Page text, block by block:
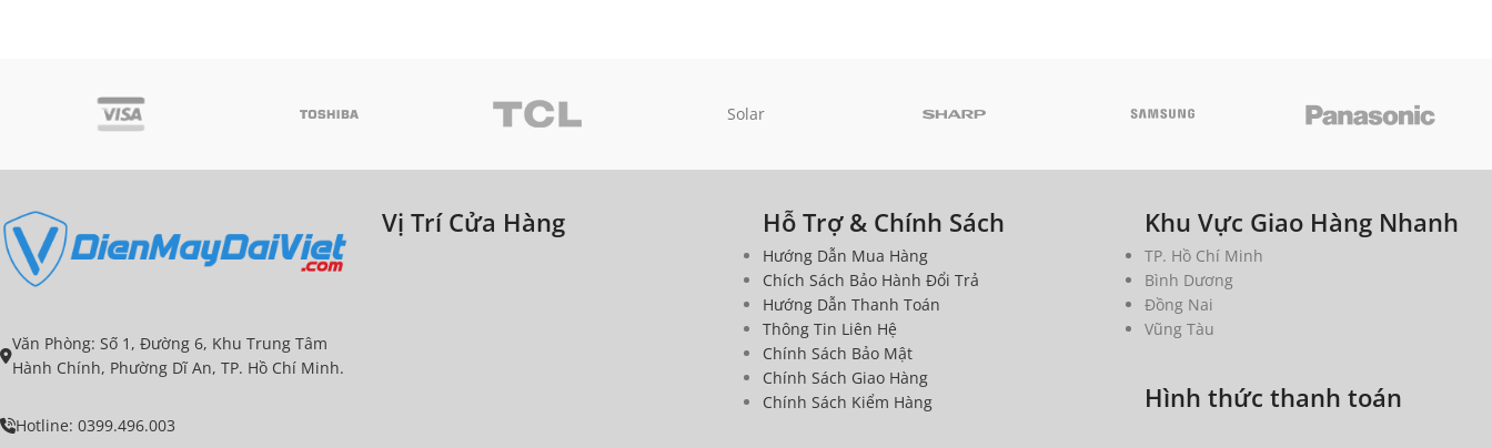
Solar
Văn Phòng: Số 1, Đường 6, Khu Trung Tâm
Hành Chính, Phường Dĩ An, TP. Hồ Chí Minh.
Hotline: 0399.496.003
Vị Trí Cửa Hàng Hỗ Trợ & Chính Sách
Hướng Dẫn Mua Hàng
Chích Sách Bảo Hành Đổi Trả
Hướng Dẫn Thanh Toán
Thông Tin Liên Hệ
Chính Sách Bảo Mật
Chính Sách Giao Hàng
Chính Sách Kiểm Hàng
Khu Vực Giao Hàng Nhanh
TP. Hồ Chí Minh
Bình Dương
Đồng Nai
Vũng Tàu
Hình thức thanh toán